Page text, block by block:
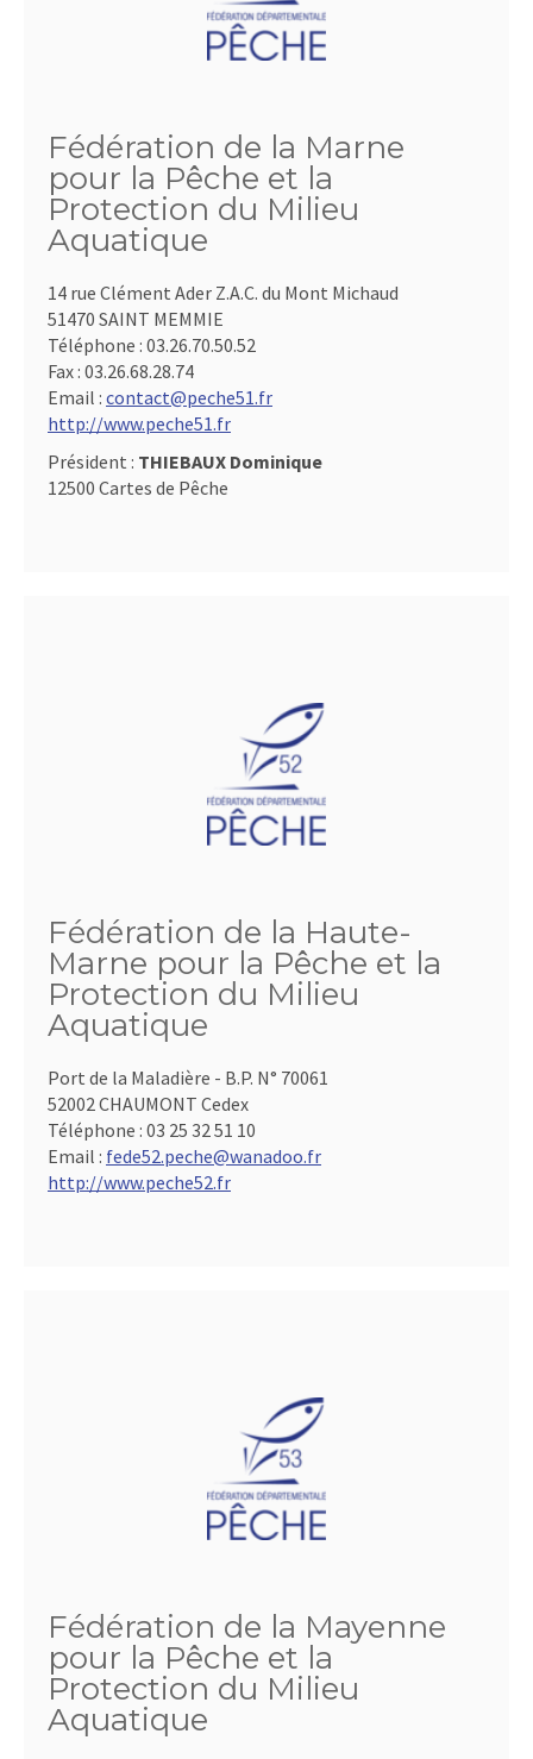
Fédération de la Marne
pour la Pêche et la
Protection du Milieu
Aquatique
14 rue Clément Ader Z.A.C. du Mont Michaud
51470 SAINT MEMMIE
Téléphone : 03.26.70.50.52
Fax : 03.26.68.28.74
Email : contact@peche51.fr
http://www.peche51.fr
Président : THIEBAUX Dominique
12500 Cartes de Pêche
Fédération de la Haute-
Marne pour la Pêche et la
Protection du Milieu
Aquatique
Port de la Maladière - B.P. N° 70061
52002 CHAUMONT Cedex
Téléphone : 03 25 32 51 10
Email : fede52.peche@wanadoo.fr
http://www.peche52.fr
Fédération de la Mayenne
pour la Pêche et la
Protection du Milieu
Aquatique